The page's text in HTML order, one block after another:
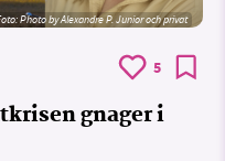
Photo by Alexandre P. Junior och privat
5
gnager i